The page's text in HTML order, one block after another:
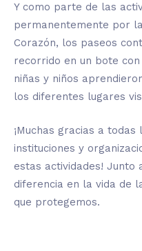
Y como parte de las
permanentemente por
Corazón, los paseos
recorrido en un bote
niñas y niños
los diferentes lugares
¡Muchas gracias a
instituciones y
estas actividades! Junto
diferencia en la vida de
que protegemos.